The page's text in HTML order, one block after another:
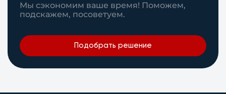
Мы сэкономим ваше время! Поможем,
подскажем, посоветуем.
Подобрать решение